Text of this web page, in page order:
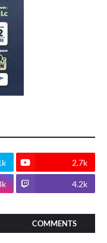
2.7k
4.2k
COMMENTS